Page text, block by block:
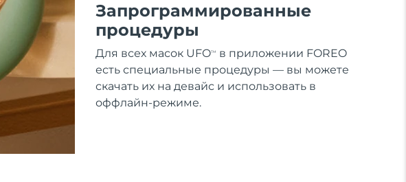
Запрограммированные
процедуры
Для всех масок UFOTM
в приложении FOREO
есть специальные процедуры — вы можете
скачать их на девайс и использовать в
оффлайн-режиме.